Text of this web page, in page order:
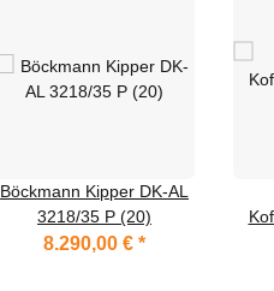
Böckmann Kipper DK-AL
3218/35 P (20)
8.290,00 € *